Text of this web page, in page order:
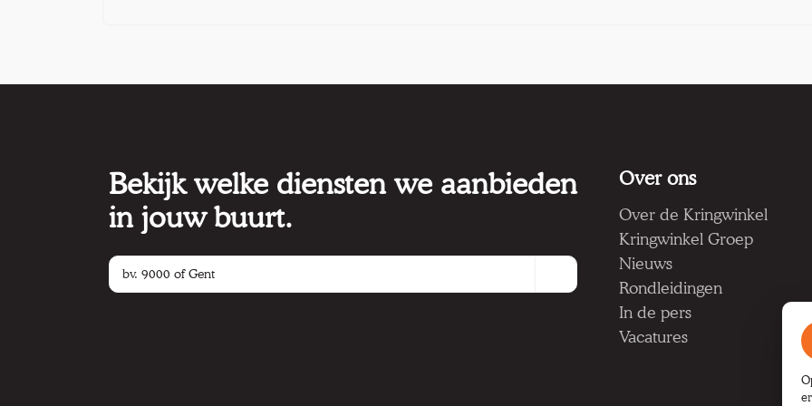
Bekijk welke diensten we aanbieden
in jouw buurt.
Over ons
Over de Kringwinkel
Kringwinkel Groep
Nieuws
Rondleidingen
In de pers
Vacatures